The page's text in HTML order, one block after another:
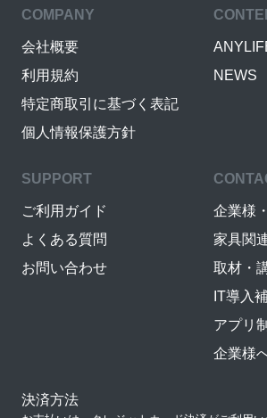
COMPANY
会社概要
利用規約
特定商取引に基づく表記
個人情報保護方針
NEWS
SUPPORT
ご利用ガイド
よくある質問
お問い合わせ
企業様
家具関
取材・
IT導入
アプリ
企業様
決済方法